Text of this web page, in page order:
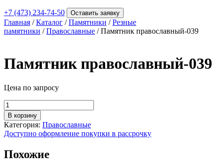
+7 (473) 234-74-50 Оставить заявку
Главная /Каталог /Памятники /Резные
памятники /Православные / Памятник православный-039
Памятник православный-039
Цена по запросу
Количество
товара
Памятник
православный-039
В корзину
Категория: Православные
Доступно оформление покупки в рассрочку
Похожие